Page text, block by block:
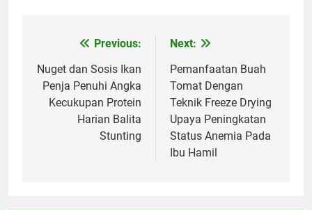
navigation
Previous:
Nuget dan Sosis Ikan
Penja Penuhi Angka
Kecukupan Protein
Harian Balita
Stunting
Next:
Pemanfaatan Buah
Tomat Dengan
Teknik Freeze Drying
Upaya Peningkatan
Status Anemia Pada
Ibu Hamil